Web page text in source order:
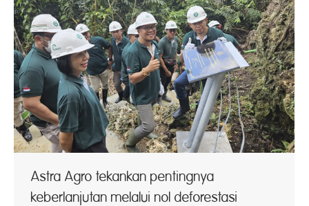
Astra Agro tekankan pentingnya
keberlanjutan melalui nol deforestasi